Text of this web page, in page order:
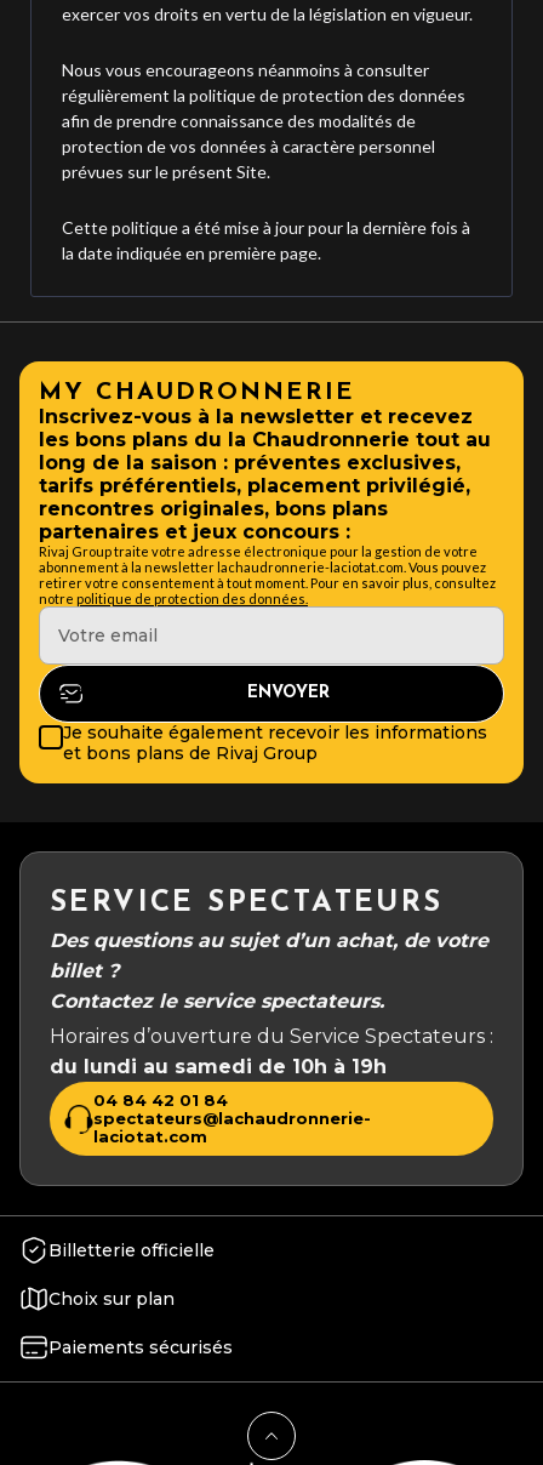
exercer vos droits en vertu de la législation en vigueur.
Nous vous encourageons néanmoins à consulter
régulièrement la politique de protection des données
afin de prendre connaissance des modalités de
protection de vos données à caractère personnel
prévues sur le présent Site.
Cette politique a été mise à jour pour la dernière fois à
la date indiquée en première page.
MY CHAUDRONNERIE
Inscrivez-vous à la newsletter et recevez
les bons plans du la Chaudronnerie tout au
long de la saison : préventes exclusives,
tarifs préférentiels, placement privilégié,
rencontres originales, bons plans
partenaires et jeux concours :
Rivaj Group traite votre adresse électronique pour la gestion de votre
abonnement à la newsletter lachaudronnerie-laciotat.com. Vous pouvez
retirer votre consentement à tout moment. Pour en savoir plus, consultez
notre politique de protection des données.
Je souhaite également recevoir les informations
et bons plans de Rivaj Group
SERVICE SPECTATEURS
Des questions au sujet d’un achat, de votre
billet ?
Contactez le service spectateurs.
Horaires d’ouverture du Service Spectateurs :
du lundi au samedi de 10h à 19h
04 84 42 01 84
spectateurs@lachaudronnerie-
laciotat.com
Billetterie officielle
Choix sur plan
Paiements sécurisés